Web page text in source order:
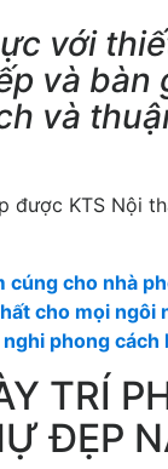
với
và bàn
và
được KTS Nội
cúng cho nhà
cho mọi ngôi
phong cách
TRÍ
ĐẸP